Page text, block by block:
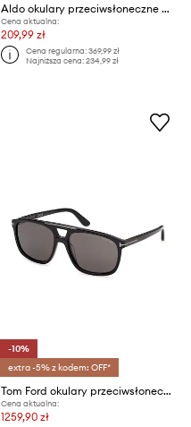
Aldo okulary przeciwsłoneczne damskie KIMMY-B
Cena aktualna:
209,99 zł
Cena regularna:369,99 zł
Najniższa cena:234,99 zł
-10%
extra -5% z kodem: OFF*
Tom Ford okulary przeciwsłoneczne pilotki Brianna
Cena aktualna:
1259,90 zł